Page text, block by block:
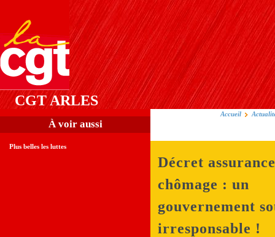
CGT ARLES
Accueil
Décret
chômage : un
gouvernement
irresponsable !
À voir aussi
Plus belles les luttes